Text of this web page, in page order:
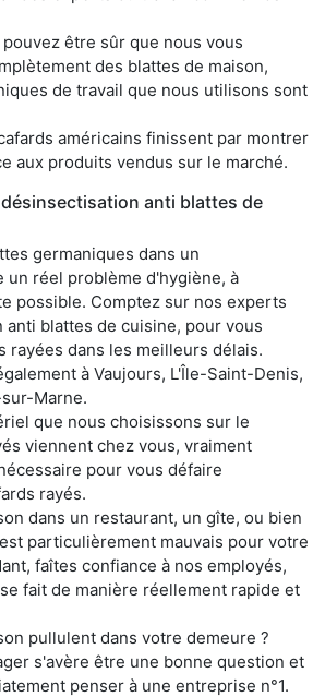
être sûr que nous vous
des blattes de maison,
de travail que nous utilisons sont
américains finissent par montrer
aux produits vendus sur le marché.
anti blattes de
germaniques dans un
un réel problème d'hygiène, à
possible. Comptez sur nos experts
blattes de cuisine, pour vous
rayées dans les meilleurs délais.
à Vaujours, L'Île-Saint-Denis,
Marne.
que nous choisissons sur le
viennent chez vous, vraiment
pour vous défaire
rayés.
dans un restaurant, un gîte, ou bien
particulièrement mauvais pour votre
faîtes confiance à nos employés,
fait de manière réellement rapide et
pullulent dans votre demeure ?
s'avère être une bonne question et
penser à une entreprise n°1.